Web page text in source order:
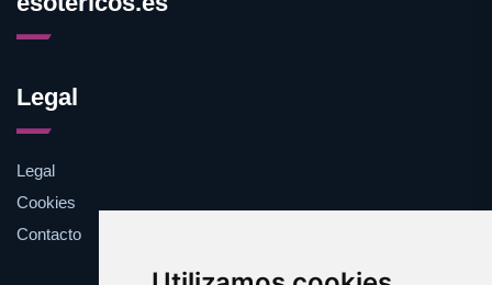
Legal
Legal
Cookies
Contacto